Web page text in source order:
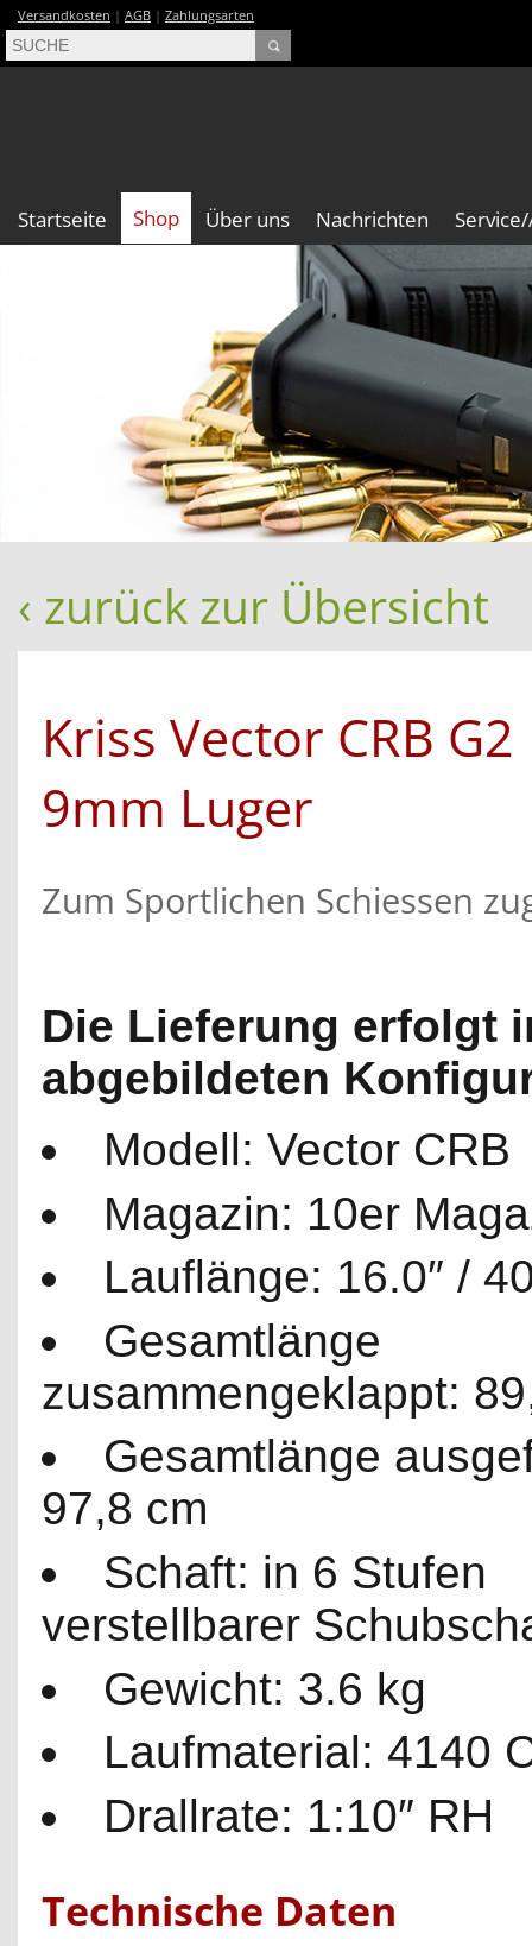
Versandkosten | AGB | Zahlungsarten
Startseite Shop Über uns Nachrichten
‹ zurück zur Übersicht
Kriss Vector CRB G2
9mm Luger
Zum Sportlichen Schiessen
Die Lieferung erfolgt
abgebildeten
Modell: Vector CRB
Magazin: 10er
Lauflänge: 16.0″ /
Gesamtlänge
zusammengeklappt:
Gesamtlänge
97,8 cm
Schaft: in 6 Stufen
verstellbarer
Gewicht: 3.6 kg
Laufmaterial: 4140
Drallrate: 1:10″ RH
Technische Daten